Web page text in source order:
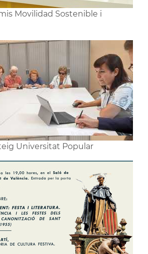
Movilidad Sostenible i
Universitat Popular